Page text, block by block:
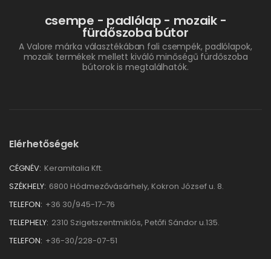
csempe - padlólap - mozaik -
fürdőszoba bútor
A Valore márka választékában fali csempék, padlólapok,
mozaik termékek mellett kiváló minőségű fürdőszoba
bútorok is megtalálhatók.
Elérhetőségek
CÉGNÉV: Keramitalia Kft.
SZÉKHELY: 6800 Hódmezővásárhely, Kokron József u. 8.
TELEFON: +36 30/945-17-76
TELEPHELY: 2310 Szigetszentmiklós, Petőfi Sándor u.135.
TELEFON: +36-30/228-07-51